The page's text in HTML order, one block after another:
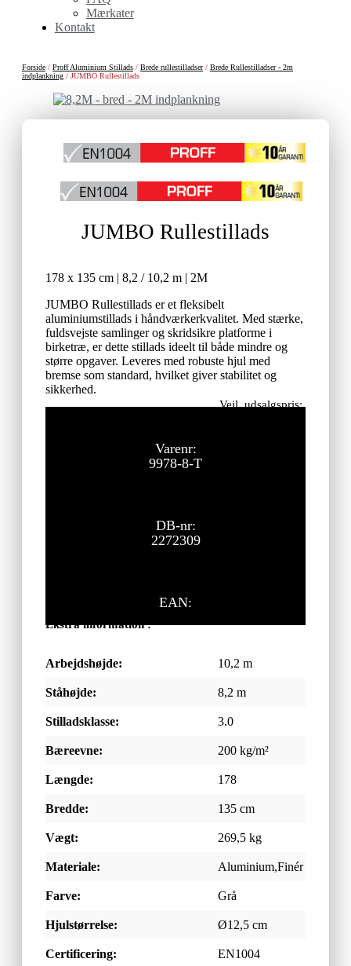
Mærkater
Kontakt
Forside / Proff Aluminium Stillads / Brede rullestilladser/ Brede Rullestilladser - 2m
indplankning / JUMBO Rullestillads
JUMBO Rullestillads
178 x 135 cm | 8,2 / 10,2 m | 2M
JUMBO Rullestillads er et fleksibelt
aluminiumstillads i håndværkerkvalitet. Med stærke,
fuldsvejste samlinger og skridsikre platforme i
birketræ, er dette stillads ideelt til både mindre og
større opgaver. Leveres med robuste hjul med
bremse som standard, hvilket giver stabilitet og
sikkerhed.
Vejl. udsalgspris:
Varenr:
9978-8-T
DB-nr:
2272309
EAN:
Ekstra information :
Arbejdshøjde: 10,2 m
Ståhøjde: 8,2 m
Stilladsklasse: 3.0
Bæreevne: 200 kg/m²
Længde: 178
Bredde: 135 cm
Vægt: 269,5 kg
Materiale: Aluminium,Finér
Farve: Grå
Hjulstørrelse: Ø12,5 cm
Certificering: EN1004